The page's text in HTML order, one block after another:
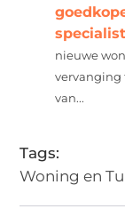
specialist
nieuwe
vervanging
van...
Tags:
Woning en